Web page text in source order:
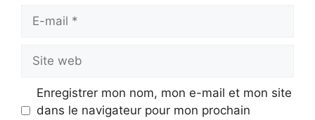
Site
web
Enregistrer mon nom, mon e-mail et mon site
dans le navigateur pour mon prochain